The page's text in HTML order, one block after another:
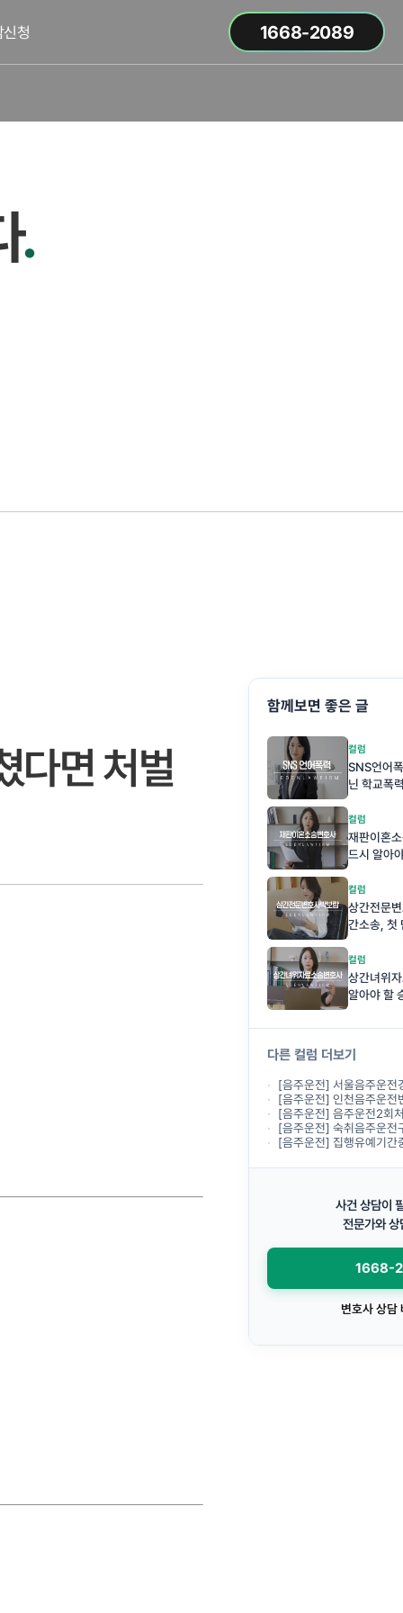
신청 1668-2089
.
다면 처벌
함께보면 좋은 글
컬럼
SNS언어
닌 학교폭
컬럼
재판이혼
드시 알아
컬럼
상간전문
간소송, 첫
컬럼
상간녀위
알아야 할
다른 컬럼 더보기
[음주운전] 서울음주운전경찰조사, 경찰에서 출석하
[음주운전] 인천음주운전변호사상담, 경찰
[음주운전] 음주운전2회처벌 기준, 두
[음주운전] 숙취음주운전구제, 전날 술을 마시고
[음주운전] 집행유예기간중 음주운전, 다
사건 상담이
전문가와 상
1668-
변호사 상담